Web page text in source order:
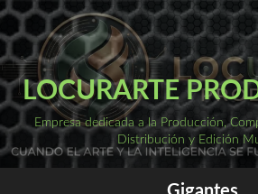
Saltar
al
contenido
LOCURARTE
Empresa dedicada a la Producción,
Distribución y Edición